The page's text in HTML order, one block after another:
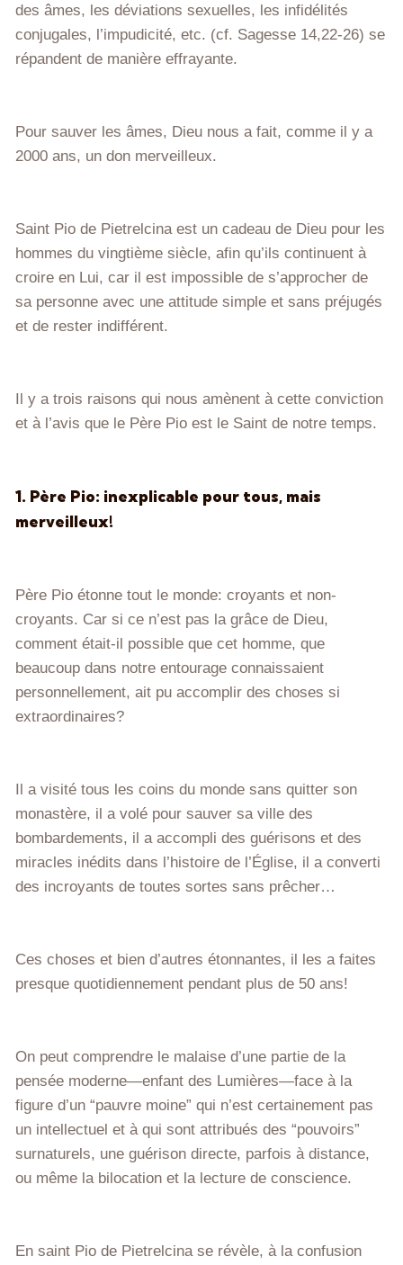
des âmes, les déviations sexuelles, les infidélités
conjugales, l’impudicité, etc. (cf. Sagesse 14,22-26) se
répandent de manière effrayante.
Pour sauver les âmes, Dieu nous a fait, comme il y a
2000 ans, un don merveilleux.
Saint Pio de Pietrelcina est un cadeau de Dieu pour les
hommes du vingtième siècle, afin qu’ils continuent à
croire en Lui, car il est impossible de s’approcher de
sa personne avec une attitude simple et sans préjugés
et de rester indifférent.
Il y a trois raisons qui nous amènent à cette conviction
et à l’avis que le Père Pio est le Saint de notre temps.
1. Père Pio: inexplicable pour tous, mais
merveilleux!
Père Pio étonne tout le monde: croyants et non-
croyants. Car si ce n’est pas la grâce de Dieu,
comment était-il possible que cet homme, que
beaucoup dans notre entourage connaissaient
personnellement, ait pu accomplir des choses si
extraordinaires?
Il a visité tous les coins du monde sans quitter son
monastère, il a volé pour sauver sa ville des
bombardements, il a accompli des guérisons et des
miracles inédits dans l’histoire de l’Église, il a converti
des incroyants de toutes sortes sans prêcher…
Ces choses et bien d’autres étonnantes, il les a faites
presque quotidiennement pendant plus de 50 ans!
On peut comprendre le malaise d’une partie de la
pensée moderne—enfant des Lumières—face à la
figure d’un “pauvre moine” qui n’est certainement pas
un intellectuel et à qui sont attribués des “pouvoirs”
surnaturels, une guérison directe, parfois à distance,
ou même la bilocation et la lecture de conscience.
En saint Pio de Pietrelcina se révèle, à la confusion